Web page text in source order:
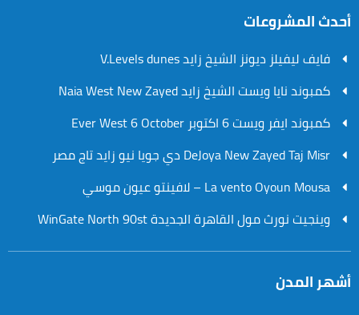
أحدث المشروعات
فايف ليفيلز ديونز الشيخ زايد V.Levels dunes
كمبوند نايا ويست الشيخ زايد Naia West New Zayed
كمبوند ايفر ويست 6 اكتوبر Ever West 6 October
DeJoya New Zayed Taj Misr دي جويا نيو زايد تاج مصر
La vento Oyoun Mousa – لافينتو عيون موسي
وينجيت نورث مول القاهرة الجديدة WinGate North 90st
أشهر المدن